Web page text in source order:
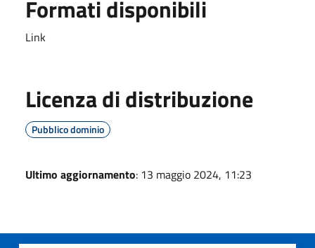
Formati disponibili
Link
Licenza di distribuzione
Pubblico dominio
Ultimo aggiornamento: 13 maggio 2024, 11:23